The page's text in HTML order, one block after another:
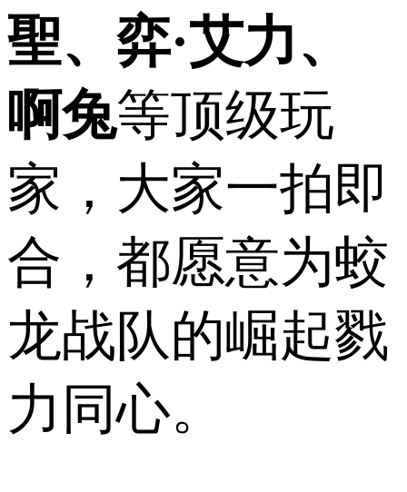
聖、弈·艾力、
啊兔等顶级玩
家，大家一拍即
合，都愿意为蛟
龙战队的崛起戮
力同心。